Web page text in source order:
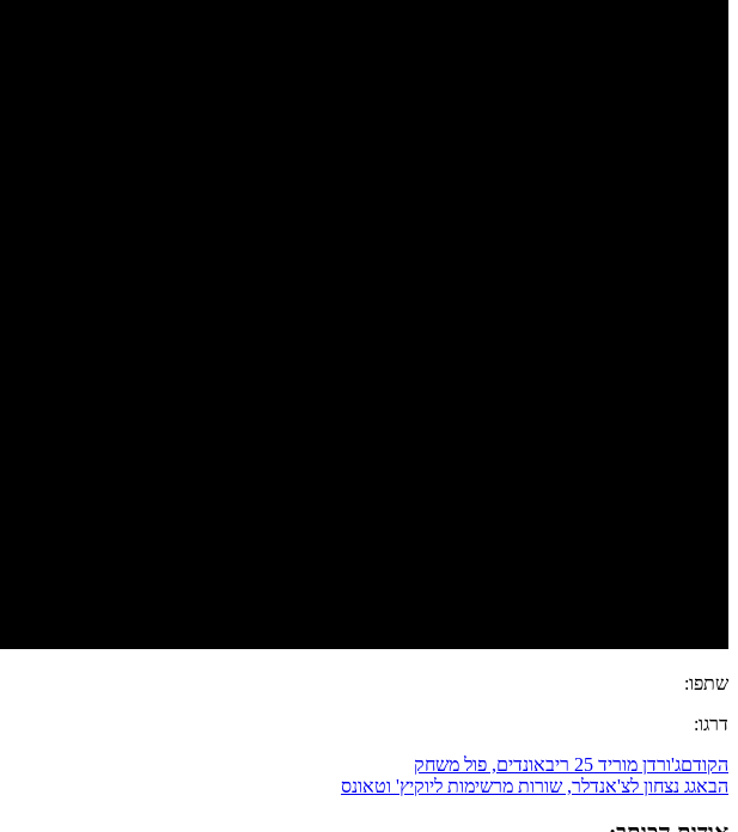
שתפו:
דרגו:
הקודםג'ורדן מוריד 25 ריבאונדים, פול משחק
הבאגג נצחון לצ'אנדלר, שורות מרשימות ליוקיץ' וטאונס